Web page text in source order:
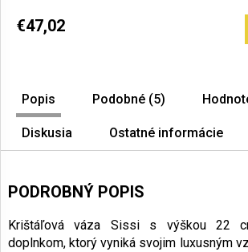
€47,02
Popis Podobné (5)
Diskusia Ostatné informácie
PODROBNÝ POPIS
Krištáľová váza Sissi s výškou 22
doplnkom, ktorý vyniká svojim luxusným